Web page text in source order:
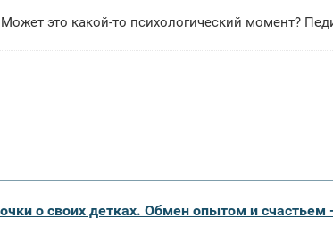
Может это какой-то психологический момент?
о своих детках. Обмен опытом и счастьем